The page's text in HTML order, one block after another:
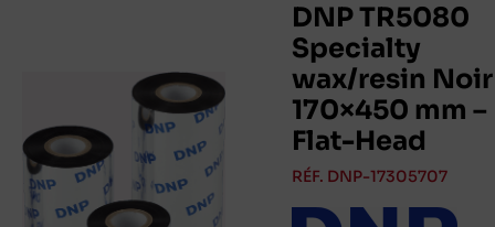
DNP TR5080
Specialty
wax/resin Noir
170×450 mm –
Flat-Head
RÉF. DNP-17305707